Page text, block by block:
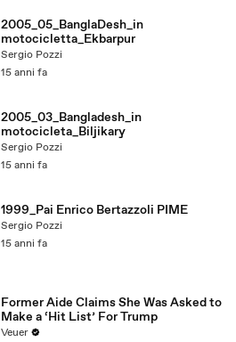
2005_05_BanglaDesh_in
motocicletta_Ekbarpur
Sergio Pozzi
15 anni fa
2005_03_Bangladesh_in
motocicleta_Biljikary
Sergio Pozzi
15 anni fa
1999_Pai Enrico Bertazzoli PIME
Sergio Pozzi
15 anni fa
Former Aide Claims She Was Asked to
Make a ‘Hit List’ For Trump
Veuer